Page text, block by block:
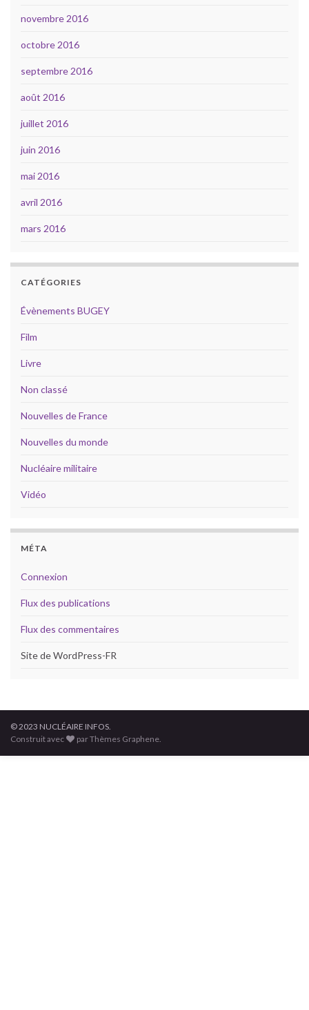
novembre 2016
octobre 2016
septembre 2016
août 2016
juillet 2016
juin 2016
mai 2016
avril 2016
mars 2016
CATÉGORIES
Évènements BUGEY
Film
Livre
Non classé
Nouvelles de France
Nouvelles du monde
Nucléaire militaire
Vidéo
MÉTA
Connexion
Flux des publications
Flux des commentaires
Site de WordPress-FR
© 2023 NUCLÉAIRE INFOS.
Construit avec
par Thèmes Graphene.